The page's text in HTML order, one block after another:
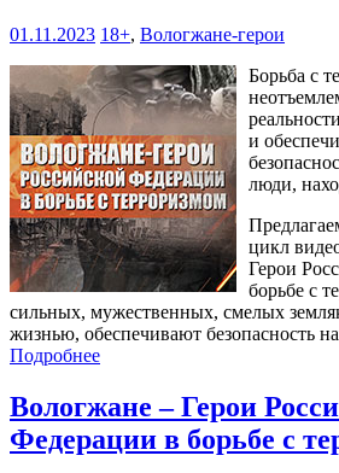
01.11.2023 18+, Вологжане-герои
Борьба с
и
люди,
цикл
Герои
борьбе с
сильных, мужественных, смелых
жизнью, обеспечивают безопасность
Подробнее
Вологжане – Герои
Федерации в борьбе с